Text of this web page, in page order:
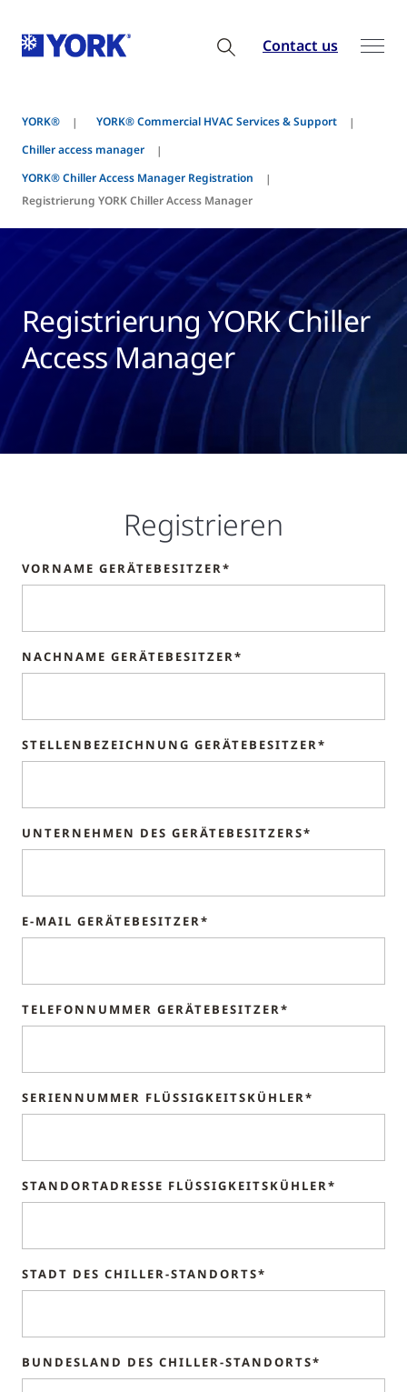
Contact us
YORK®
YORK® Commercial HVAC Services & Support
Chiller access manager
YORK® Chiller Access Manager Registration
Registrierung YORK Chiller Access Manager
Registrierung YORK Chiller
Access Manager
Registrieren
VORNAME GERÄTEBESITZER*
NACHNAME GERÄTEBESITZER*
STELLENBEZEICHNUNG GERÄTEBESITZER*
UNTERNEHMEN DES GERÄTEBESITZERS*
E-MAIL GERÄTEBESITZER*
TELEFONNUMMER GERÄTEBESITZER*
SERIENNUMMER FLÜSSIGKEITSKÜHLER*
STANDORTADRESSE FLÜSSIGKEITSKÜHLER*
STADT DES CHILLER-STANDORTS*
BUNDESLAND DES CHILLER-STANDORTS*